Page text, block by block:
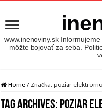
www.inenoviny.sk
môžte bojovať za seba.
Home / Značka:poziar
Tag Archives: poziar